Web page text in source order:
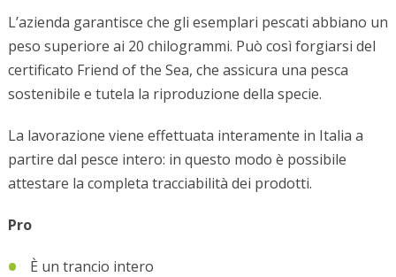
L’azienda garantisce che gli esemplari pescati abbiano un
peso superiore ai 20 chilogrammi. Può così forgiarsi del
certificato Friend of the Sea, che assicura una pesca
sostenibile e tutela la riproduzione della specie.
La lavorazione viene effettuata interamente in Italia a
partire dal pesce intero: in questo modo è possibile
attestare la completa tracciabilità dei prodotti.
Pro
È un trancio intero